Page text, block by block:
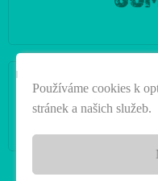
|
Používáme cookies k
stránek a našich služeb.